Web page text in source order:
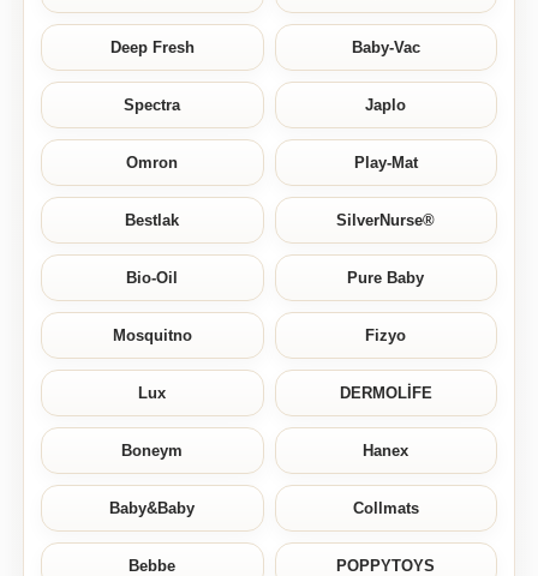
Deep Fresh Baby-Vac
Spectra Japlo
Omron Play-Mat
Bestlak SilverNurse®
Bio-Oil Pure Baby
Mosquitno Fizyo
Lux DERMOLİFE
Boneym Hanex
Baby&Baby Collmats
Bebbe POPPYTOYS